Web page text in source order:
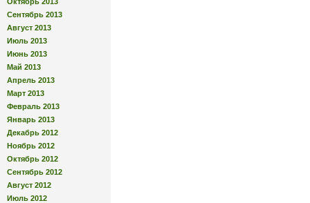
Сентябрь 2013
Август 2013
Июль 2013
Июнь 2013
Май 2013
Апрель 2013
Март 2013
Февраль 2013
Январь 2013
Декабрь 2012
Ноябрь 2012
Октябрь 2012
Сентябрь 2012
Август 2012
Июль 2012